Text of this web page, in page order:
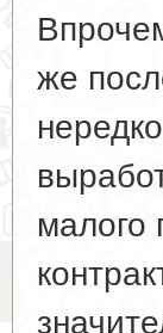
же
малого